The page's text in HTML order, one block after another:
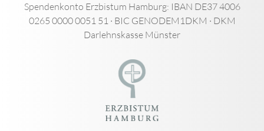
Spendenkonto Erzbistum Hamburg: IBAN DE37 4006
0265 0000 0051 51 · BIC GENODEM1DKM · DKM
Darlehnskasse Münster